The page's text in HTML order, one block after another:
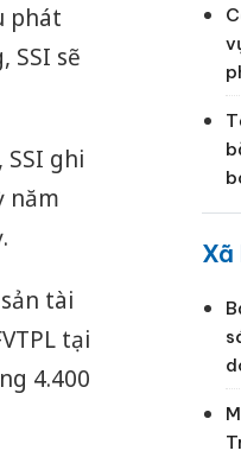
phát
SSI sẽ
ghi
năm
tài
tại
4.400
Xã